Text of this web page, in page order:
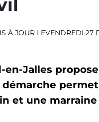
À JOUR LEVENDREDI 27
en-Jalles
et une